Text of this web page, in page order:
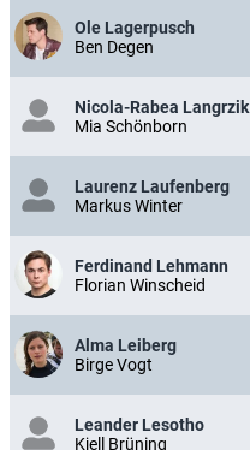
Ole Lagerpusch
Ben Degen
Nicola-Rabea Langrzik
Mia Schönborn
Laurenz Laufenberg
Markus Winter
Ferdinand Lehmann
Florian Winscheid
Alma Leiberg
Birge Vogt
Leander Lesotho
Kjell Brüning